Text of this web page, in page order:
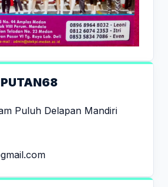
Puluh Delapan Mandiri